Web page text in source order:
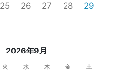
25 26 27 28
29
2026年9月
火 水 木 金 土